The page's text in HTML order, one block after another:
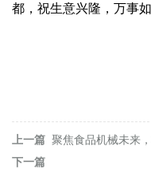
都，祝生意兴隆，万事如
上一篇 聚焦食品机械未来
下一篇